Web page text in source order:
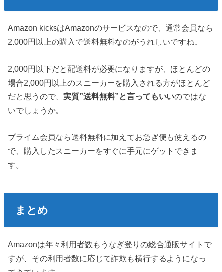
Amazon kicksはAmazonのサービスなので、通常会員なら
2,000円以上の購入で送料無料なのがうれしいですね。
2,000円以下だと配送料が必要になりますが、ほとんどの
場合2,000円以上のスニーカーを購入される方がほとんど
だと思うので、実質”送料無料”と言ってもいいのではな
いでしょうか。
プライム会員なら送料無料に加えてお急ぎ便も使えるの
で、購入したスニーカーをすぐに手元にゲットできま
す。
まとめ
Amazonは年々利用者数もうなぎ登りの総合通販サイトで
すが、その利用者数に応じて詐欺も横行するようになっ